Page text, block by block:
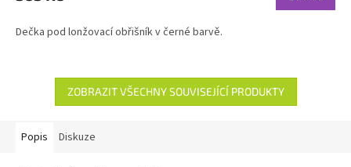
Dečka pod lonžovací obřišník v černé barvě.
ZOBRAZIT VŠECHNY SOUVISEJÍCÍ PRODUKTY
Popis Diskuze